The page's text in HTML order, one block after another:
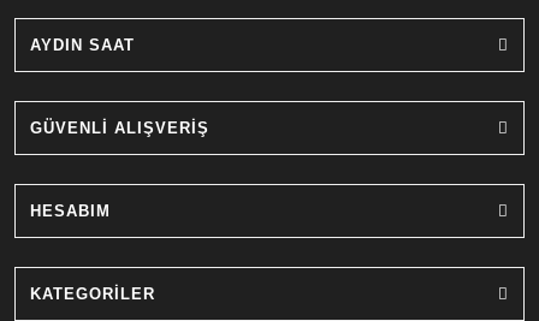
AYDIN SAAT
GÜVENLİ ALIŞVERİŞ
HESABIM
KATEGORİLER